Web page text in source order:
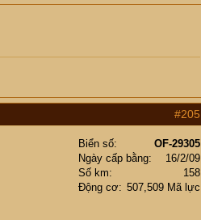
#205
Biển số
OF-29305
Ngày cấp bằng
16/2/09
Số km
158
Động cơ
507,509 Mã lực